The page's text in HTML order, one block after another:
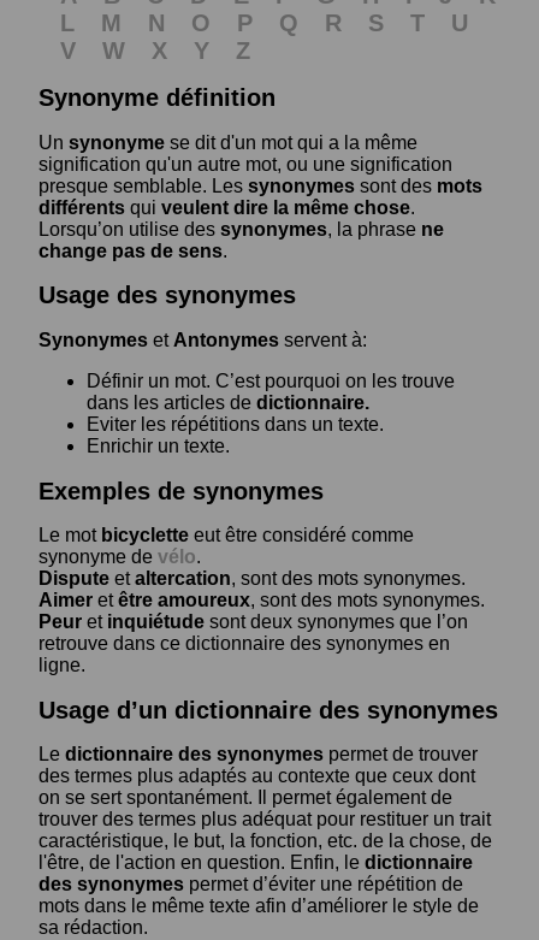
L
M N O P Q R S T
U
V
W X Y
Z
Synonyme définition
Un synonyme se dit d'un mot qui a la même
signification qu'un autre mot, ou une signification
presque semblable. Les synonymes sont des mots
différents qui veulent dire la même chose.
Lorsqu’on utilise des synonymes, la phrase ne
change pas de sens.
Usage des synonymes
Synonymes et Antonymes servent à:
Définir un mot. C’est pourquoi on les trouve
dans les articles de dictionnaire.
Eviter les répétitions dans un texte.
Enrichir un texte.
Exemples de synonymes
Le mot bicyclette eut être considéré comme
synonyme de vélo.
Dispute etaltercation, sont des mots synonymes.
Aimer etêtre amoureux, sont des mots synonymes.
Peur et inquiétude sont deux synonymes que l’on
retrouve dans ce dictionnaire des synonymes en
ligne.
Usage d’un dictionnaire des synonymes
Le dictionnaire des synonymes permet de trouver
des termes plus adaptés au contexte que ceux dont
on se sert spontanément. Il permet également de
trouver des termes plus adéquat pour restituer un trait
caractéristique, le but, la fonction, etc. de la chose, de
l'être, de l'action en question. Enfin, le dictionnaire
des synonymes permet d’éviter une répétition de
mots dans le même texte afin d’améliorer le style de
sa rédaction.